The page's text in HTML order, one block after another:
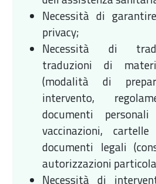
Necessità di
privacy;
Necessità di
traduzioni di
(modalità di
intervento,
documenti
vaccinazioni,
documenti legali
autorizzazioni
Necessità di